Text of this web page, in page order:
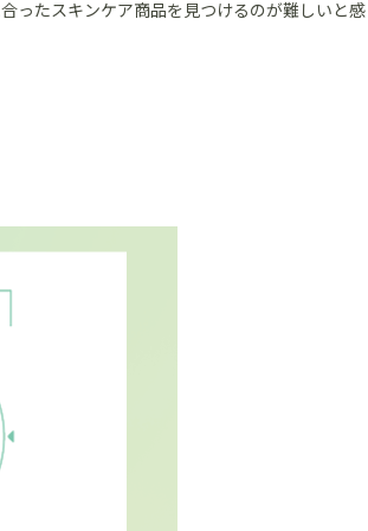
ったスキンケア商品を見つけるのが難しいと感